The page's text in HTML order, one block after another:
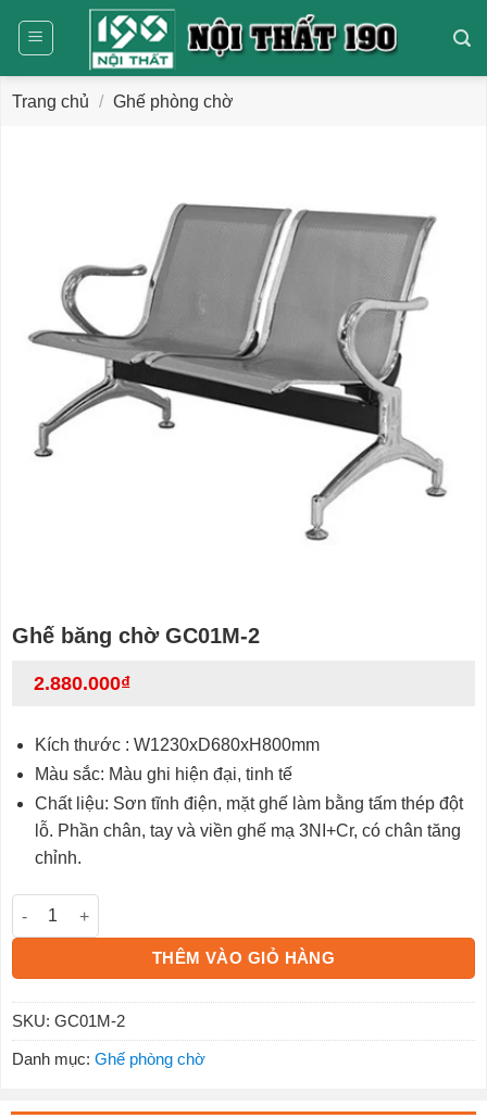
dung
Trang chủ / Ghế phòng chờ
Ghế băng chờ GC01M-2
2.880.000₫
Kích thước : W1230xD680xH800mm
Màu sắc: Màu ghi hiện đại, tinh tế
Chất liệu: Sơn tĩnh điện, mặt ghế làm bằng tấm thép đột
lỗ. Phần chân, tay và viền ghế mạ 3NI+Cr, có chân tăng
chỉnh.
Ghế băng chờ GC01M-2 số lượng
THÊM VÀO GIỎ HÀNG
SKU: GC01M-2
Danh mục: Ghế phòng chờ